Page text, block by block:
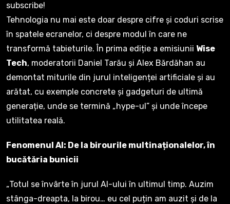
subscribe!
Tehnologia nu mai este doar despre cifre și coduri scrise
în spatele ecranelor, ci despre modul în care ne
transformă tabieturile. În prima ediție a emisiunii Wise
Tech, moderatorii Daniel Tarău și Alex Bărdăhan au
demontat miturile din jurul inteligenței artificiale și au
arătat, cu exemple concrete și gadgeturi de ultimă
generație, unde se termină „hype-ul” și unde începe
utilitatea reală.
Fenomenul AI: De la birourile multinaționalelor, în
bucătăria bunicii
„Totul se învârte în jurul AI-ului în ultimul timp. Auzim
stânga-dreapta, la birou… eu cel puțin am auzit și de la